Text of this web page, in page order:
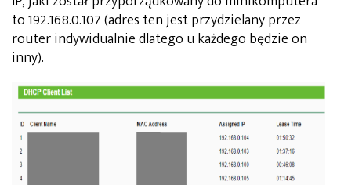
to 192.168.0.107 (adres ten jest przydzielany przez
router indywidualnie dlatego u każdego będzie on
inny).